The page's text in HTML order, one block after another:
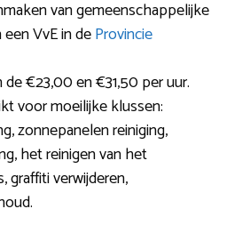
van gemeenschappelijke
VvE in deProvincie
de €23,00 en €31,50 per uur.
voor moeilijke klussen:
zonnepanelen reiniging,
het reinigen van het
graffiti verwijderen,